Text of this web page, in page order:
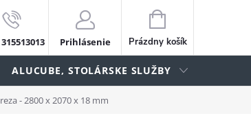
Prihlásenie
NÁKUPNÝ
KOŠÍK
Prázdny košík
ALUCUBE, STOLÁRSKE SLUŽBY
- 2800 x 2070 x 18 mm